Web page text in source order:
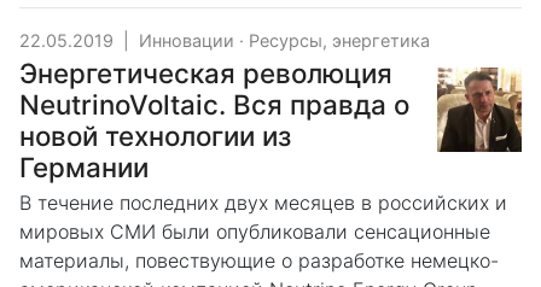
22.05.2019 Инновации · Ресурсы, энергетика
Энергетическая революция
NeutrinoVoltaic. Вся правда о
новой технологии из
Германии
В течение последних двух месяцев в российских и
мировых СМИ были опубликовали сенсационные
материалы, повествующие о разработке немецко-